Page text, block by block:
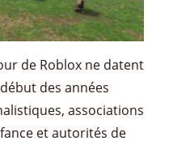
de Roblox ne datent
des années
associations
et autorités de